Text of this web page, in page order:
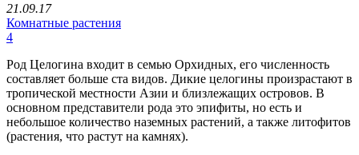
21.09.17
Комнатные растения
4
Род Целогина входит в семью Орхидных, его численность
составляет больше ста видов. Дикие целогины произрастают в
тропической местности Азии и близлежащих островов. В
основном представители рода это эпифиты, но есть и
небольшое количество наземных растений, а также литофитов
(растения, что растут на камнях).